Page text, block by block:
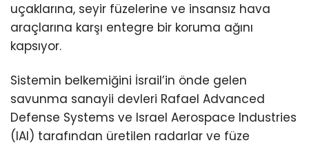
uçaklarına, seyir füzelerine ve insansız hava
araçlarına karşı entegre bir koruma ağını
kapsıyor.
Sistemin belkemiğini İsrail’in önde gelen
savunma sanayii devleri Rafael Advanced
Defense Systems ve Israel Aerospace Industries
(IAI) tarafından üretilen radarlar ve füze